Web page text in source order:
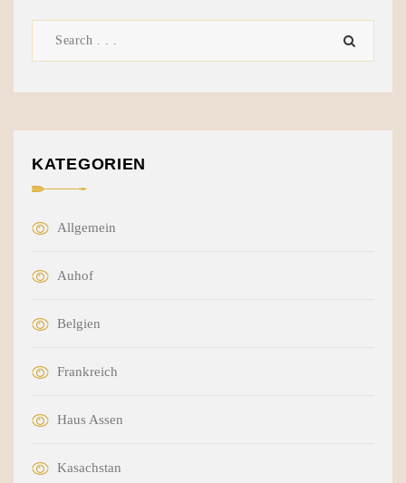
KATEGORIEN
Allgemein
Auhof
Belgien
Frankreich
Haus Assen
Kasachstan